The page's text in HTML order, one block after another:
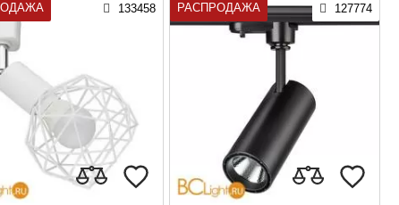
133458 РАСПРОДАЖА 127774